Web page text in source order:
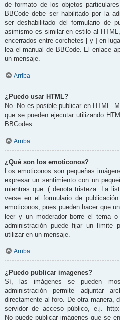
de formato de los objetos
BBCode debe ser habilitado por la
ser deshabilitado del formulario de
asimismo es similar en estilo al
encerrados entre corchetes [ y ] en
lea el manual de BBCode. El enlace
un mensaje.
Arriba
¿Puedo usar HTML?
No. No es posible publicar en HTML.
que se pueden ejecutar utilizando
BBCodes.
Arriba
¿Qué son los emoticonos?
Los emoticonos son pequeñas
expresar un sentimiento con un
mientras que :( denota tristeza. La
verse en el formulario de
emoticonos, pues pueden hacer que
leer y un moderador borre el tema
administración puede fijar un límite
utilizar en un mensaje.
Arriba
¿Puedo publicar imagenes?
Sí, las imágenes se pueden
administración permite adjuntar
directamente al foro. De otra manera,
servidor de acceso público, e.j.
No puede publicar imágenes que se